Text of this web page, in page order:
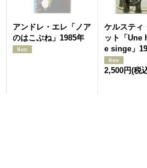
アンドレ・エレ「ノア
のはこぶね」1985年
ケルスティ
ット「Une
e singe」
2,500円(税